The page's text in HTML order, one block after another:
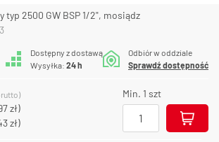
typ 2500 GW BSP 1/2", mosiądz
Dostępny z dostawą
Wysyłka: 24 h
Odbiór w oddziale
Sprawdź dostępność
zł)
zł)
Min. 1 szt